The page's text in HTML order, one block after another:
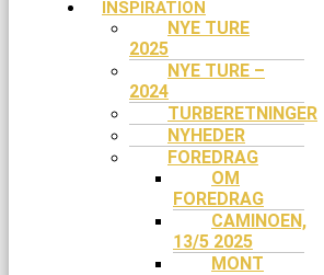
INSPIRATION
NYE TURE
2025
NYE TURE –
2024
TURBERETNINGER
NYHEDER
FOREDRAG
OM
FOREDRAG
CAMINOEN,
13/5 2025
MONT